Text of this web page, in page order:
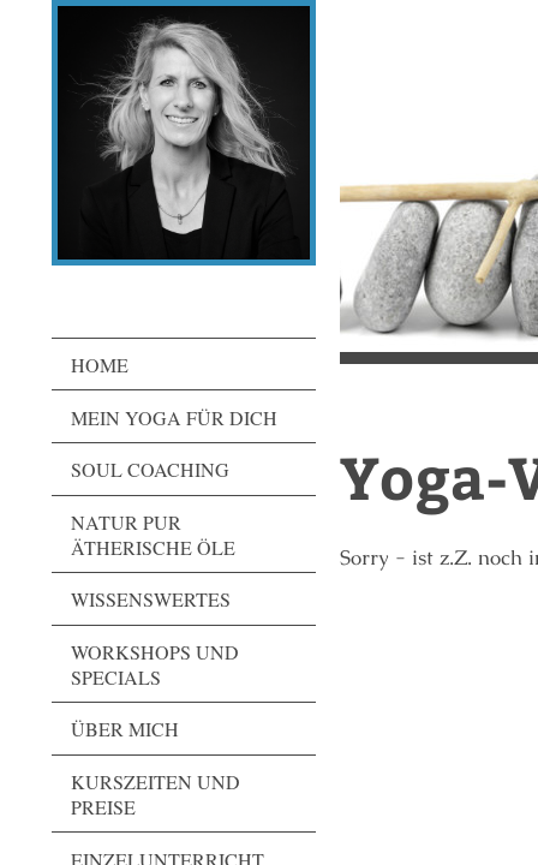
HOME
MEIN YOGA FÜR DICH
SOUL COACHING
NATUR PUR
ÄTHERISCHE ÖLE
WISSENSWERTES
WORKSHOPS UND
SPECIALS
ÜBER MICH
KURSZEITEN UND
PREISE
EINZELUNTERRICHT
Yoga-
Sorry - ist z.Z. noch